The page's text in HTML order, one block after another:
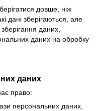
довше, ніж
дані зберігаються, але
даних,
даних на обробку
даних
право:
персональних даних,